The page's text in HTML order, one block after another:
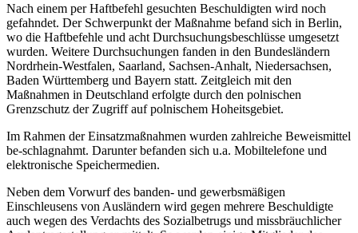
Nach einem per Haftbefehl gesuchten Beschuldigten wird noch
gefahndet. Der Schwerpunkt der Maßnahme befand sich in Berlin,
wo die Haftbefehle und acht Durchsuchungsbeschlüsse umgesetzt
wurden. Weitere Durchsuchungen fanden in den Bundesländern
Nordrhein-Westfalen, Saarland, Sachsen-Anhalt, Niedersachsen,
Baden Württemberg und Bayern statt. Zeitgleich mit den
Maßnahmen in Deutschland erfolgte durch den polnischen
Grenzschutz der Zugriff auf polnischem Hoheitsgebiet.
Im Rahmen der Einsatzmaßnahmen wurden zahlreiche Beweismittel
be-schlagnahmt. Darunter befanden sich u.a. Mobiltelefone und
elektronische Speichermedien.
Neben dem Vorwurf des banden- und gewerbsmäßigen
Einschleusens von Ausländern wird gegen mehrere Beschuldigte
auch wegen des Verdachts des Sozialbetrugs und missbräuchlicher